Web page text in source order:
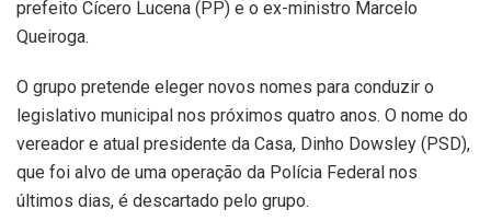
prefeito Cícero Lucena (PP) e o ex-ministro Marcelo
Queiroga.
O grupo pretende eleger novos nomes para conduzir o
legislativo municipal nos próximos quatro anos. O nome do
vereador e atual presidente da Casa, Dinho Dowsley (PSD),
que foi alvo de uma operação da Polícia Federal nos
últimos dias, é descartado pelo grupo.